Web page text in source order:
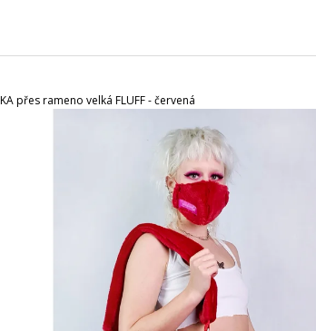
přes rameno velká FLUFF - červená